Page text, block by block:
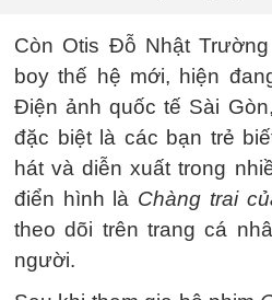
Còn Otis Đỗ Nhật
boy thế hệ mới, hiện
Điện ảnh quốc tế Sài
đặc biệt là các bạn trẻ
hát và diễn xuất trong
điển hình là Chàng trai
theo dõi trên trang cá
người.